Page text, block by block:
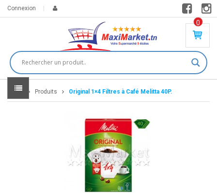
Connexion
0
PR
DU
IT(
S)
Home Produits Original 1×4 Filtres à Café Melitta 40P.